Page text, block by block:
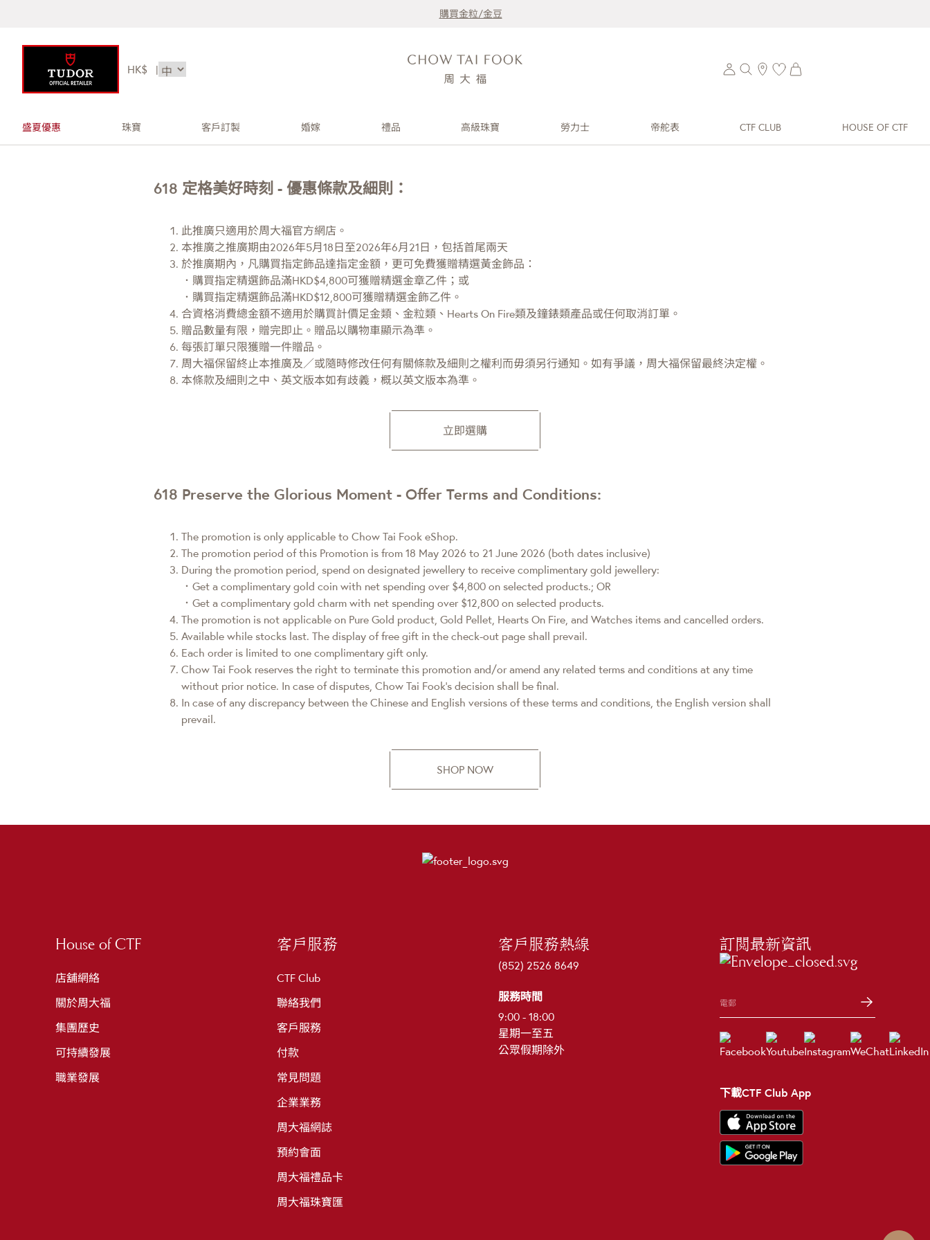
購買金粒/金豆
HK$ |
盛夏優惠 珠寶 客戶訂製 婚嫁 禮品 高級珠寶 勞力士 帝舵表 CTF CLUB HOUSE OF CTF
618 定格美好時刻 - 優惠條款及細則：
此推廣只適用於周大福官方網店。
本推廣之推廣期由2026年5月18日至2026年6月21日，包括首尾兩天
於推廣期內，凡購買指定飾品達指定金額，更可免費獲贈精選黃金飾品：
．購買指定精選飾品滿HKD$4,800可獲贈精選金章乙件；或
．購買指定精選飾品滿HKD$12,800可獲贈精選金飾乙件。
合資格消費總金額不適用於購買計價足金類、金粒類、Hearts On Fire類及鐘錶類產品或任何取消訂單。
贈品數量有限，贈完即止。贈品以購物車顯示為準。
每張訂單只限獲贈一件贈品。
周大福保留終止本推廣及／或隨時修改任何有關條款及細則之權利而毋須另行通知。如有爭議，周大福保留最終決定權。
本條款及細則之中、英文版本如有歧義，概以英文版本為準。
立即選購
618 Preserve the Glorious Moment - Offer Terms and Conditions:
The promotion is only applicable to Chow Tai Fook eShop.
The promotion period of this Promotion is from 18 May 2026 to 21 June 2026 (both dates inclusive)
During the promotion period, spend on designated jewellery to receive complimentary gold jewellery:
．Get a complimentary gold coin with net spending over $4,800 on selected products.; OR
．Get a complimentary gold charm with net spending over $12,800 on selected products.
The promotion is not applicable on Pure Gold product, Gold Pellet, Hearts On Fire, and Watches items and cancelled orders.
Available while stocks last. The display of free gift in the check-out page shall prevail.
Each order is limited to one complimentary gift only.
Chow Tai Fook reserves the right to terminate this promotion and/or amend any related terms and conditions at any time
without prior notice. In case of disputes, Chow Tai Fook’s decision shall be final.
In case of any discrepancy between the Chinese and English versions of these terms and conditions, the English version shall
prevail.
SHOP NOW
House of CTF
店舖網絡
關於周大福
集團歷史
可持續發展
職業發展
客戶服務
CTF Club
聯絡我們
客戶服務
付款
常見問題
企業業務
周大福網誌
預約會面
周大福禮品卡
周大福珠寶匯
客戶服務熱線
(852) 2526 8649
服務時間
9:00 - 18:00
星期一至五
公眾假期除外
訂閲最新資訊
下載CTF Club App